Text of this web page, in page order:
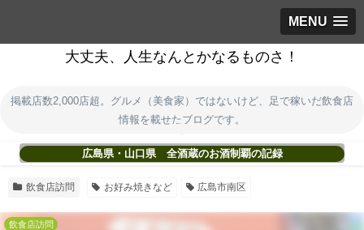
MENU
大丈夫、人生なんとかなるものさ！
掲載店数2,000店超。グルメ（美食家）ではないけど、足で稼いだ飲食店
情報を載せたブログです。
広島県・山口県 全酒蔵のお酒制覇の記録
飲食店訪問 お好み焼きなど 広島市南区
飲食店訪問